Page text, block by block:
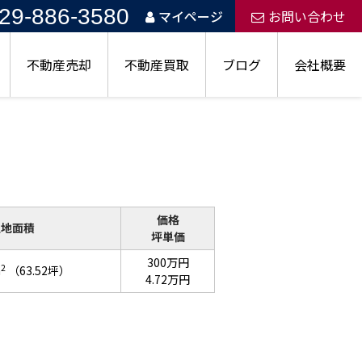
886-3580 マイページ お問い合わせ
不動産売却 不動産買取 ブログ 会社概要
面積
価格
坪単価
2 （63.52坪）
300万円
4.72万円